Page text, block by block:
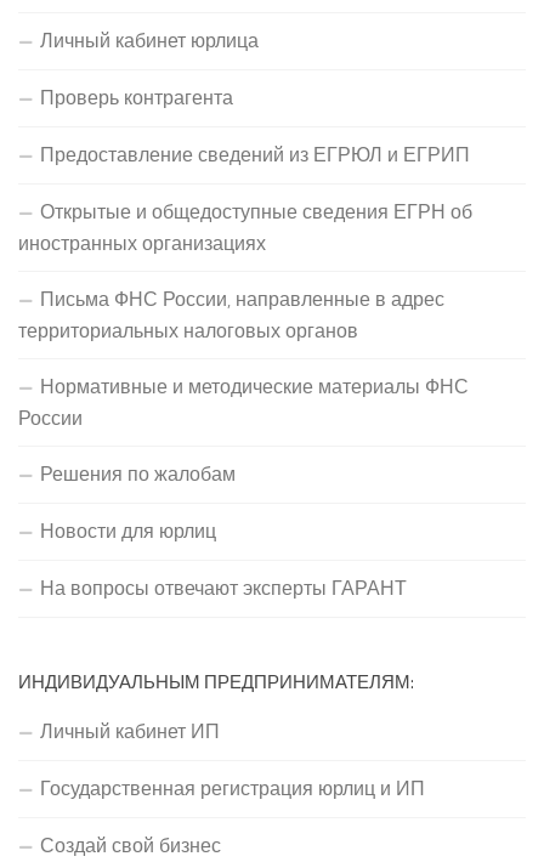
Личный кабинет юрлица
Проверь контрагента
Предоставление сведений из ЕГРЮЛ и ЕГРИП
Открытые и общедоступные сведения ЕГРН об
иностранных организациях
Письма ФНС России, направленные в адрес
территориальных налоговых органов
Нормативные и методические материалы ФНС
России
Решения по жалобам
Новости для юрлиц
На вопросы отвечают эксперты ГАРАНТ
ИНДИВИДУАЛЬНЫМ ПРЕДПРИНИМАТЕЛЯМ:
Личный кабинет ИП
Государственная регистрация юрлиц и ИП
Создай свой бизнес